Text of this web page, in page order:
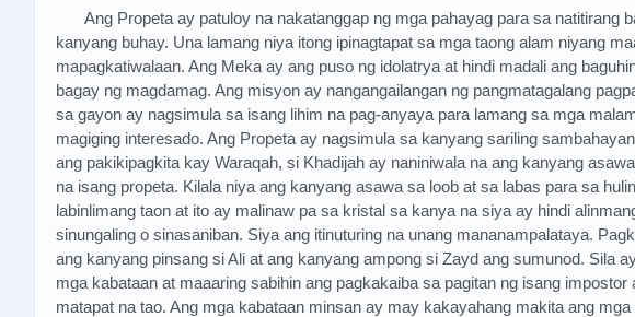
Ang Propeta ay patuloy na nakatanggap ng mga pahayag para sa natitirang
kanyang buhay. Una lamang niya itong ipinagtapat sa mga taong alam niyang
mapagkatiwalaan. Ang Meka ay ang puso ng idolatrya at hindi madali ang
bagay ng magdamag. Ang misyon ay nangangailangan ng pangmatagalang
sa gayon ay nagsimula sa isang lihim na pag-anyaya para lamang sa mga
magiging interesado. Ang Propeta ay nagsimula sa kanyang sariling
ang pakikipagkita kay Waraqah, si Khadijah ay naniniwala na ang kanyang
na isang propeta. Kilala niya ang kanyang asawa sa loob at sa labas para sa
labinlimang taon at ito ay malinaw pa sa kristal sa kanya na siya ay hindi
sinungaling o sinasaniban. Siya ang itinuturing na unang mananampalataya.
ang kanyang pinsang si Ali at ang kanyang ampong si Zayd ang sumunod. Sila
mga kabataan at maaaring sabihin ang pagkakaiba sa pagitan ng isang impostor
matapat na tao. Ang mga kabataan minsan ay may kakayahang makita ang mga